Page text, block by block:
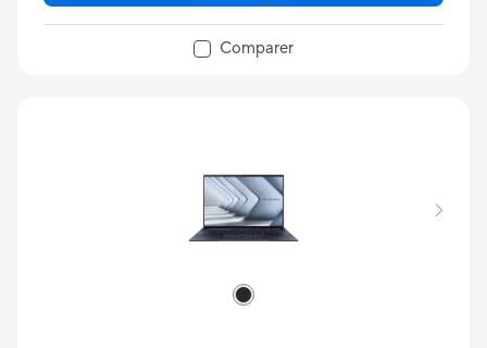
Sécurité de niveau professionnel avec bouton
Comparer